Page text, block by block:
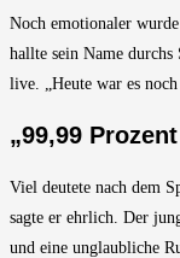
Noch emotionaler
hallte sein Name
live. „Heute war es
„99,99
Viel deutete nach dem
sagte er ehrlich. Der
und eine unglaubliche